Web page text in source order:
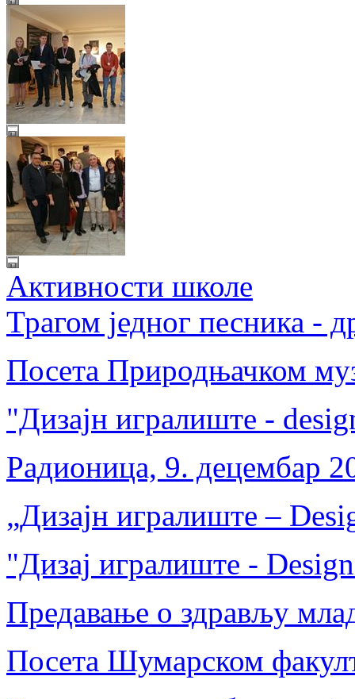
Активности школе
Трагом једног песника -
Посета Природњачком
"Дизајн игралиште -
Радионица, 9. децембар
„Дизајн игралиште –
"Дизај игралиште -
Предавање о здрављу
Посета Шумарском